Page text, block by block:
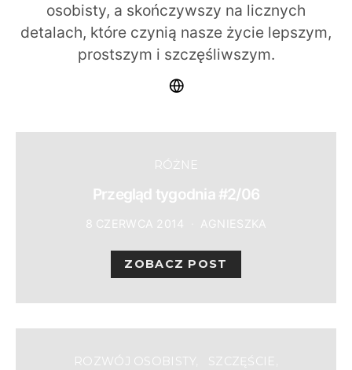
osobisty, a skończywszy na licznych
detalach, które czynią nasze życie lepszym,
prostszym i szczęśliwszym.
RÓŻNE
Przegląd tygodnia #2/06
8 CZERWCA 2014 AGNIESZKA
ZOBACZ POST
ROZWÓJ OSOBISTY
SZCZĘŚCIE